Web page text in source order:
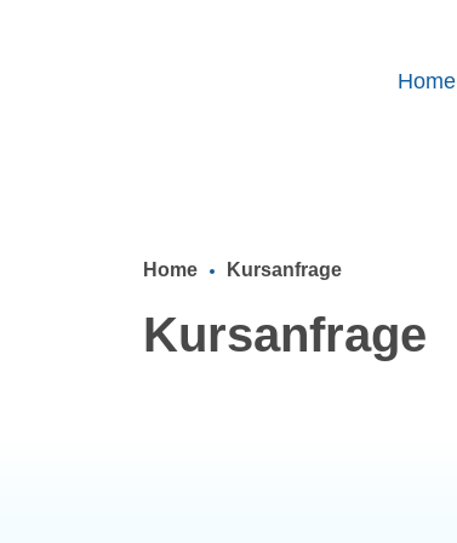
Home
Home Kursanfrage
Kursanfrage